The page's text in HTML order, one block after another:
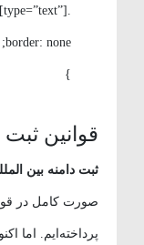
border: none;
قوانین ثبت
ثبت دامنه بین المللی
صورت کامل در
پرداخته‌ایم. اما